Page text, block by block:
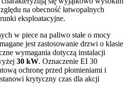
na obecność łatwopalnych
eksploatacyjne.
w piece na paliwo stałe o mocy
jest zastosowanie drzwi o klasie
wymagania dotyczą instalacji
30 kW. Oznaczenie EI 30
ochronę przed płomieniami i
krytyczny czas dla akcji